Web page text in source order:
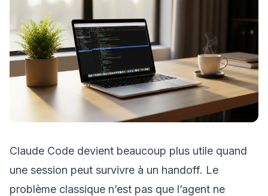
Claude Code devient beaucoup plus utile quand
une session peut survivre à un handoff. Le
problème classique n’est pas que l’agent ne